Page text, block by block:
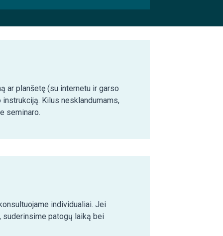
ar planšetę (su internetu ir garso
Kilus nesklandumams,
seminaro.
individualiai. Jei
patogų laiką bei